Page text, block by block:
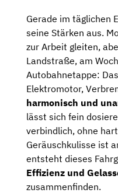
Gerade im täglichen
seine Stärken aus.
zur Arbeit gleiten,
Landstraße, am
Autobahnetappe:
Elektromotor,
harmonisch und
lässt sich fein
verbindlich, ohne
Geräuschkulisse ist
entsteht dieses
Effizienz und
zusammenfinden.